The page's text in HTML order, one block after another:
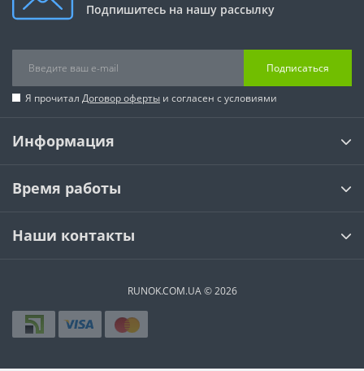
Подпишитесь на нашу рассылку
Подписаться
Я прочитал Договор оферты и согласен с условиями
Информация
Время работы
Наши контакты
RUNOK.COM.UA © 2026